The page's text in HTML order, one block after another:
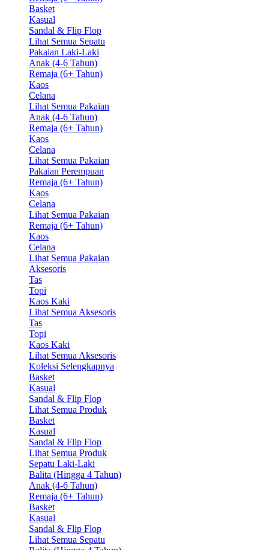
Basket
Kasual
Sandal & Flip Flop
Lihat Semua Sepatu
Pakaian Laki-Laki
Anak (4-6 Tahun)
Remaja (6+ Tahun)
Kaos
Celana
Lihat Semua Pakaian
Anak (4-6 Tahun)
Remaja (6+ Tahun)
Kaos
Celana
Lihat Semua Pakaian
Pakaian Perempuan
Remaja (6+ Tahun)
Kaos
Celana
Lihat Semua Pakaian
Remaja (6+ Tahun)
Kaos
Celana
Lihat Semua Pakaian
Aksesoris
Tas
Topi
Kaos Kaki
Lihat Semua Aksesoris
Tas
Topi
Kaos Kaki
Lihat Semua Aksesoris
Koleksi Selengkapnya
Basket
Kasual
Sandal & Flip Flop
Lihat Semua Produk
Basket
Kasual
Sandal & Flip Flop
Lihat Semua Produk
Sepatu Laki-Laki
Balita (Hingga 4 Tahun)
Anak (4-6 Tahun)
Remaja (6+ Tahun)
Basket
Kasual
Sandal & Flip Flop
Lihat Semua Sepatu